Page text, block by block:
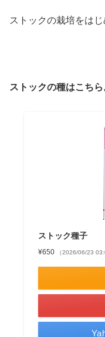
ストックの栽培をはじ
ストックの種はこちら
ストック種子
¥650 （2026/06/23